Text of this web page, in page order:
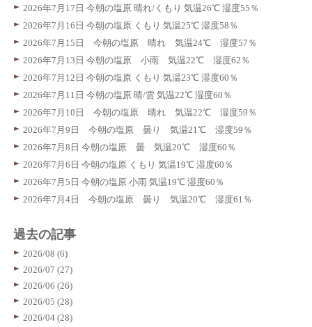
2026年7月17日 今朝の塩原 晴れ/くもり 気温26℃ 湿度55％
2026年7月16日 今朝の塩原 くもり 気温25℃ 湿度58％
2026年7月15日 今朝の塩原 晴れ 気温24℃ 湿度57％
2026年7月13日 今朝の塩原 小雨 気温22℃ 湿度62％
2026年7月12日 今朝の塩原 くもり 気温23℃ 湿度60％
2026年7月11日 今朝の塩原 晴/雲 気温22℃ 湿度60％
2026年7月10日 今朝の塩原 晴れ 気温22℃ 湿度59％
2026年7月9日 今朝の塩原 曇り 気温21℃ 湿度59％
2026年7月8日 今朝の塩原 曇 気温20℃ 湿度60％
2026年7月6日 今朝の塩原 くもり 気温19℃ 湿度60％
2026年7月5日 今朝の塩原 小雨 気温19℃ 湿度60％
2026年7月4日 今朝の塩原 曇り 気温20℃ 湿度61％
過去の記事
2026/08 (6)
2026/07 (27)
2026/06 (26)
2026/05 (28)
2026/04 (28)